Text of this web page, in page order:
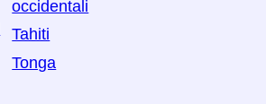
occidentali
Tahiti
Tonga